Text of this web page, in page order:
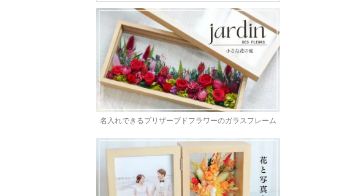
名入れできるプリザーブドフラワーのガラスフレーム